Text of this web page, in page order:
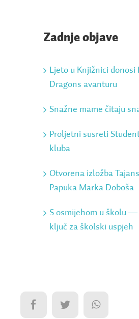
Zadnje objave
Ljeto u Knjižnici donosi
Dragons avanturu
Snažne mame čitaju
Proljetni susreti
kluba
Otvorena izložba
Papuka Marka Doboša
S osmijehom u školu ―
ključ za školski uspjeh